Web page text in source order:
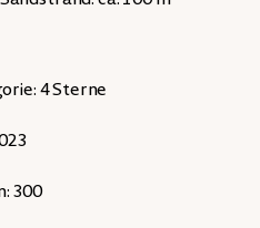
4 Sterne
300